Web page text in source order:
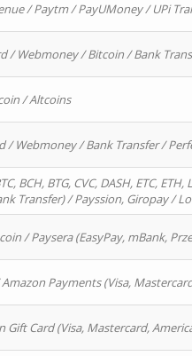
/ Paytm / PayUMoney / UPi
/ Webmoney / Bitcoin / Bank
/ Altcoins
/ Webmoney / Bank Transfer /
BCH, BTG, CVC, DASH, ETC,
Transfer) / Payssion, Giropay /
/ Paysera (EasyPay, mBank,
Payments (Visa,
Card (Visa, Mastercard,